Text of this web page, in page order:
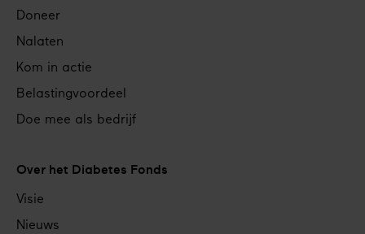
Doneer
Nalaten
Kom in actie
Belastingvoordeel
Doe mee als bedrijf
Over het Diabetes Fonds
Visie
Nieuws